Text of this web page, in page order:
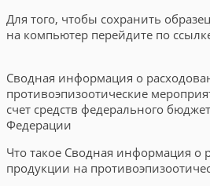
Для того, чтобы сохранить
на компьютер перейдите по
Сводная информация о
противоэпизоотические
счет средств федерального
Федерации
Что такое Сводная информация о
продукции на